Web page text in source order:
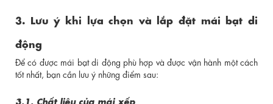
3. Lưu ý khi lựa chọn và lắp đặt mái bạt di
động
Để có được mái bạt di động phù hợp và được vận hành một cách
tốt nhất, bạn cần lưu ý những điểm sau:
3.1. Chất liệu của mái xếp